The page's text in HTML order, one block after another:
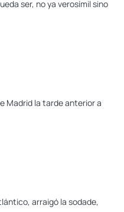
ser, no ya verosímil sino
Madrid la tarde anterior a
arraigó la sodade,